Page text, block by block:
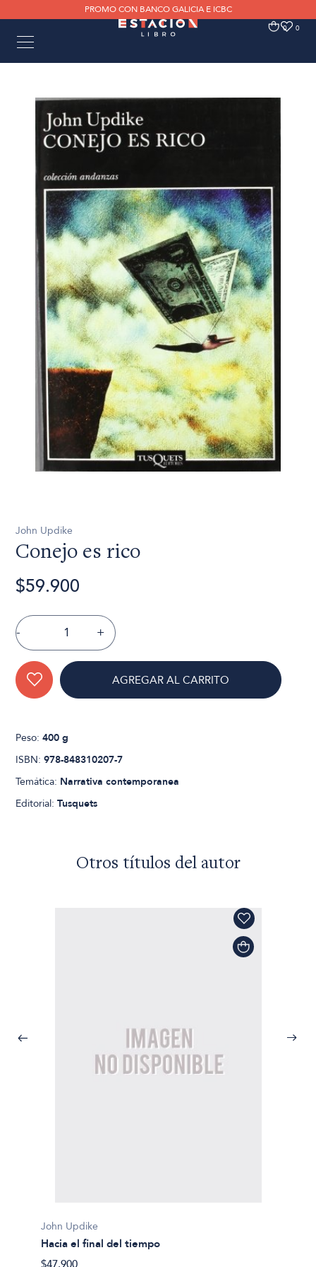
PROMO CON BANCO GALICIA E ICBC
0 0
John Updike
Conejo es rico
$59.900
- +
AGREGAR AL CARRITO
Peso:400 g
ISBN:978-848310207-7
Temática: Narrativa contemporanea
Editorial:Tusquets
Otros títulos del autor
John Updike
Hacia el final del tiempo